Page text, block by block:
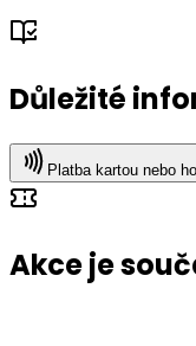
Důležité
Platba kartou nebo
Akce je